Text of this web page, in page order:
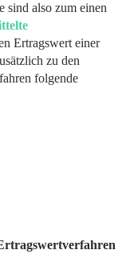
sind also zum einen
Ertragswert einer
zu den
folgende